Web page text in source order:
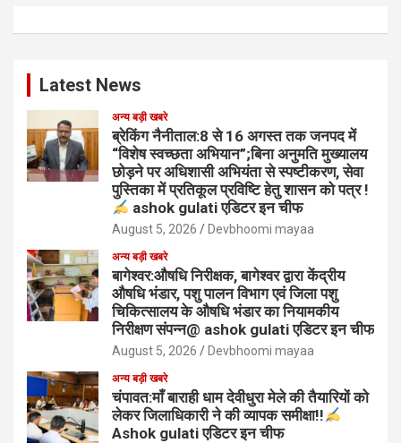
Latest News
अन्य बड़ी खबरे
ब्रेकिंग नैनीताल:8 से 16 अगस्त तक जनपद में
“विशेष स्वच्छता अभियान”;बिना अनुमति मुख्यालय
छोड़ने पर अधिशासी अभियंता से स्पष्टीकरण, सेवा
पुस्तिका में प्रतिकूल प्रविष्टि हेतु शासन को पत्र !
ashok gulati एडिटर इन चीफ
August 5, 2026 Devbhoomi mayaa
अन्य बड़ी खबरे
बागेश्वर:औषधि निरीक्षक, बागेश्वर द्वारा केंद्रीय
औषधि भंडार, पशु पालन विभाग एवं जिला पशु
चिकित्सालय के औषधि भंडार का नियामकीय
निरीक्षण संपन्न@ ashok gulati एडिटर इन चीफ
August 5, 2026 Devbhoomi mayaa
अन्य बड़ी खबरे
चंपावत:माँ बाराही धाम देवीधुरा मेले की तैयारियों को
लेकर जिलाधिकारी ने की व्यापक समीक्षा!!
Ashok gulati एडिटर इन चीफ